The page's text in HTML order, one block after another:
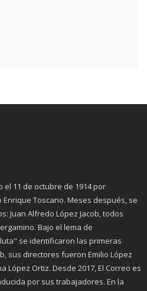
el 11 de octubre de 1914 por
Toscano. Meses después, se
Juan Alfredo López Jacob, todos
Bajo el lema de
se identificaron las primeras
sus directores fueron Emilio López
López Ortiz. Desde 2017, El Correo es
por sus trabajadores. En la